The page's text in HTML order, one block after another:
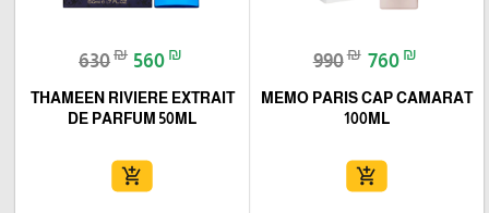
990₪ 760 ₪
MEMO PARIS CAP CAMARAT
100ML
add_shopping_cart
630₪ 560 ₪
THAMEEN RIVIERE EXTRAIT
DE PARFUM 50ML
add_shopping_cart